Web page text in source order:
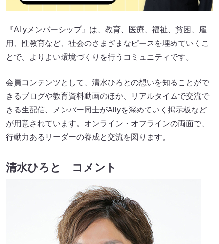
『Allyメンバーシップ』は、教育、医療、福祉、貧困、雇
用、性教育など、社会のさまざまなピースを埋めていくこ
とで、よりよい環境づくりを行うコミュニティです。
会員コンテンツとして、清水ひろとの想いを知ることがで
きるブログや教育資料動画のほか、リアルタイムで交流で
きる生配信、メンバー同士がAllyを深めていく掲示板など
が用意されています。オンライン・オフラインの両面で、
行動力あるリーダーの養成と交流を図ります。
清水ひろと コメント